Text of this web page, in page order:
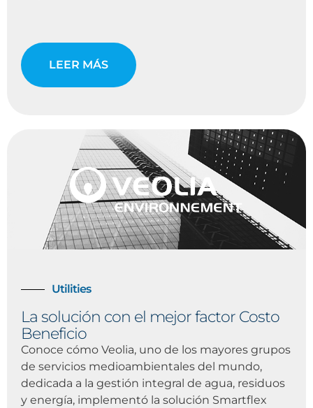
LEER MÁS
Utilities
La solución con el mejor factor Costo
Beneficio
Conoce cómo Veolia, uno de los mayores grupos
de servicios medioambientales del mundo,
dedicada a la gestión integral de agua, residuos
y energía, implementó la solución Smartflex